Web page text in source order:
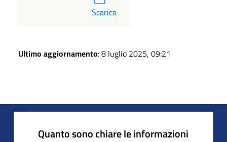
PDF
Scarica
Ultimo aggiornamento: 8 luglio 2025, 09:21
Quanto sono chiare le informazioni